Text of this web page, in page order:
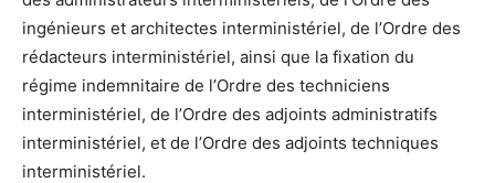
ingénieurs et architectes interministériel, de l’Ordre des
rédacteurs interministériel, ainsi que la fixation du
régime indemnitaire de l’Ordre des techniciens
interministériel, de l’Ordre des adjoints administratifs
interministériel, et de l’Ordre des adjoints techniques
interministériel.